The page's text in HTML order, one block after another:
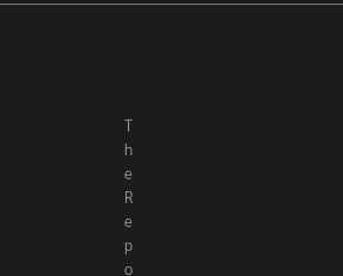
T
h
e
R
e
p
o